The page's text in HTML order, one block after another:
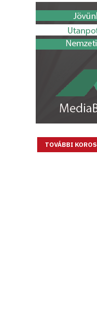
TOVÁBBI